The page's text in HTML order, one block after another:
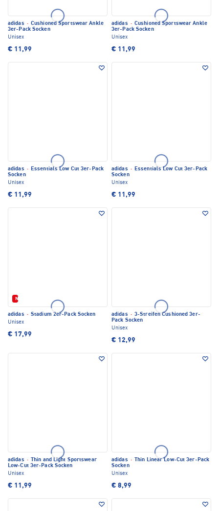
adidas · Cushioned Sportswear Ankle
3er-Pack Socken
Unisex
€ 11,99
adidas · Cushioned Sportswear Ankle
3er-Pack Socken
Unisex
€ 11,99
adidas · Essentials Low Cut 3er-Pack
Socken
Unisex
€ 11,99
adidas · Essentials Low Cut 3er-Pack
Socken
Unisex
€ 11,99
Neu
adidas · Stadium 2er-Pack Socken
Unisex
€ 17,99
adidas · 3-Streifen Cushioned 3er-
Pack Socken
Unisex
€ 12,99
adidas ·
Thin and Light Sportswear
Low-Cut 3er-Pack Socken
Unisex
€ 11,99
adidas ·
Thin Linear Low-Cut 3er-Pack
Socken
Unisex
€ 8,99